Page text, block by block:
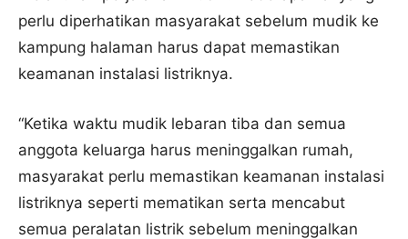
perlu diperhatikan masyarakat sebelum mudik ke
kampung halaman harus dapat memastikan
keamanan instalasi listriknya.
“Ketika waktu mudik lebaran tiba dan semua
anggota keluarga harus meninggalkan rumah,
masyarakat perlu memastikan keamanan instalasi
listriknya seperti mematikan serta mencabut
semua peralatan listrik sebelum meninggalkan